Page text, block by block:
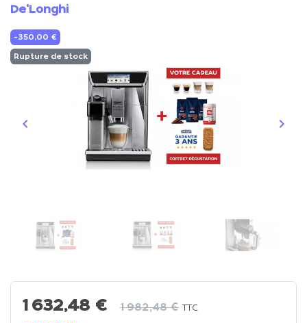
De'Longhi
-350,00 €
Rupture de stock
Précédent
keyboard_arrow_left keyboard_arrow_right
1 632,48 € 1 982,48 € TTC